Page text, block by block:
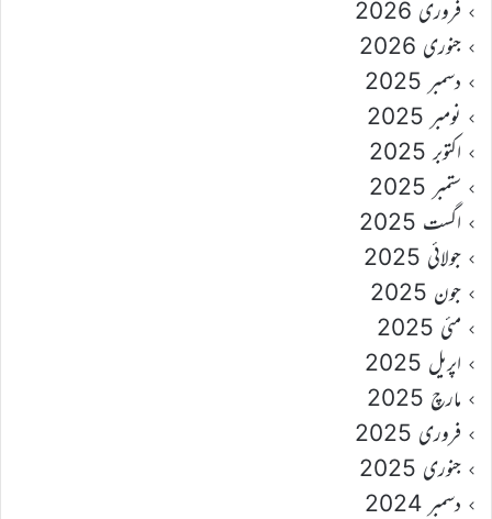
فروری 2026
جنوری 2026
دسمبر 2025
نومبر 2025
اکتوبر 2025
ستمبر 2025
اگست 2025
جولائی 2025
جون 2025
مئی 2025
اپریل 2025
مارچ 2025
فروری 2025
جنوری 2025
دسمبر 2024